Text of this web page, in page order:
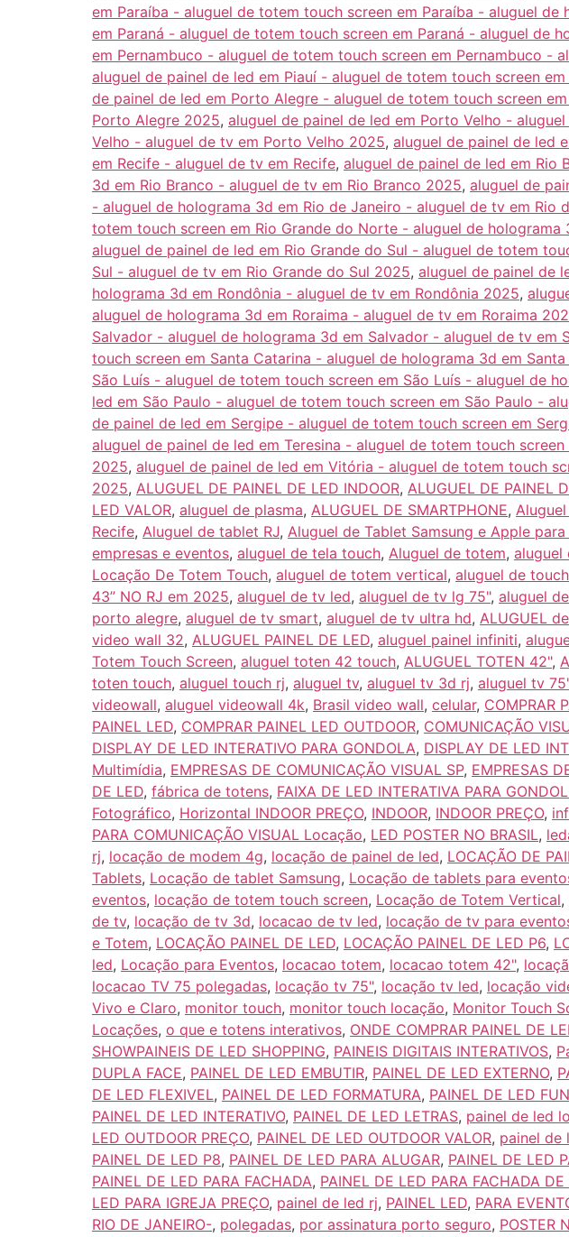
em Paraíba - aluguel de totem touch screen em Paraíba - aluguel
em Paraná - aluguel de totem touch screen em Paraná - aluguel de
em Pernambuco - aluguel de totem touch screen em Pernambuco -
aluguel de painel de led em Piauí - aluguel de totem touch screen
de painel de led em Porto Alegre - aluguel de totem touch screen
Porto Alegre 2025, aluguel de painel de led em Porto Velho -
Velho - aluguel de tv em Porto Velho 2025, aluguel de painel de led
em Recife - aluguel de tv em Recife, aluguel de painel de led em Rio
3d em Rio Branco - aluguel de tv em Rio Branco 2025, aluguel de
- aluguel de holograma 3d em Rio de Janeiro - aluguel de tv em Rio
totem touch screen em Rio Grande do Norte - aluguel de
aluguel de painel de led em Rio Grande do Sul - aluguel de totem
Sul - aluguel de tv em Rio Grande do Sul 2025, aluguel de painel de
holograma 3d em Rondônia - aluguel de tv em Rondônia 2025,
aluguel de holograma 3d em Roraima - aluguel de tv em Roraima
Salvador - aluguel de holograma 3d em Salvador - aluguel de tv em
touch screen em Santa Catarina - aluguel de holograma 3d em
São Luís - aluguel de totem touch screen em São Luís - aluguel de
led em São Paulo - aluguel de totem touch screen em São Paulo -
de painel de led em Sergipe - aluguel de totem touch screen em
aluguel de painel de led em Teresina - aluguel de totem touch
2025, aluguel de painel de led em Vitória - aluguel de totem touch
2025, ALUGUEL DE PAINEL DE LED INDOOR, ALUGUEL DE PAINEL
LED VALOR, aluguel de plasma, ALUGUEL DE SMARTPHONE,
Recife, Aluguel de tablet RJ, Aluguel de Tablet Samsung e Apple para
empresas e eventos, aluguel de tela touch, Aluguel de totem, aluguel
Locação De Totem Touch, aluguel de totem vertical, aluguel de
43” NO RJ em 2025, aluguel de tv led, aluguel de tv lg 75", aluguel
porto alegre, aluguel de tv smart, aluguel de tv ultra hd, ALUGUEL
video wall 32, ALUGUEL PAINEL DE LED, aluguel painel infiniti,
Totem Touch Screen, aluguel toten 42 touch, ALUGUEL TOTEN 42",
toten touch, aluguel touch rj, aluguel tv, aluguel tv 3d rj, aluguel tv
videowall, aluguel videowall 4k, Brasil video wall, celular, COMPRAR
PAINEL LED, COMPRAR PAINEL LED OUTDOOR, COMUNICAÇÃO
DISPLAY DE LED INTERATIVO PARA GONDOLA, DISPLAY DE LED
Multimídia, EMPRESAS DE COMUNICAÇÃO VISUAL SP, EMPRESAS
DE LED, fábrica de totens, FAIXA DE LED INTERATIVA PARA
Fotográfico, Horizontal INDOOR PREÇO, INDOOR, INDOOR PREÇO,
PARA COMUNICAÇÃO VISUAL Locação, LED POSTER NO BRASIL,
rj, locação de modem 4g, locação de painel de led, LOCAÇÃO DE
Tablets, Locação de tablet Samsung, Locação de tablets para
eventos, locação de totem touch screen, Locação de Totem Vertical,
de tv, locação de tv 3d, locacao de tv led, locação de tv para
e Totem, LOCAÇÃO PAINEL DE LED, LOCAÇÃO PAINEL DE LED P6,
led, Locação para Eventos, locacao totem, locacao totem 42",
locacao TV 75 polegadas, locação tv 75", locação tv led, locação
Vivo e Claro, monitor touch, monitor touch locação, Monitor Touch
Locações, o que e totens interativos, ONDE COMPRAR PAINEL DE
SHOWPAINEIS DE LED SHOPPING, PAINEIS DIGITAIS INTERATIVOS,
DUPLA FACE, PAINEL DE LED EMBUTIR, PAINEL DE LED EXTERNO,
DE LED FLEXIVEL, PAINEL DE LED FORMATURA, PAINEL DE LED
PAINEL DE LED INTERATIVO, PAINEL DE LED LETRAS, painel de led
LED OUTDOOR PREÇO, PAINEL DE LED OUTDOOR VALOR, painel de
PAINEL DE LED P8, PAINEL DE LED PARA ALUGAR, PAINEL DE LED
PAINEL DE LED PARA FACHADA, PAINEL DE LED PARA FACHADA
LED PARA IGREJA PREÇO, painel de led rj, PAINEL LED, PARA
RIO DE JANEIRO-, polegadas, por assinatura porto seguro, POSTER